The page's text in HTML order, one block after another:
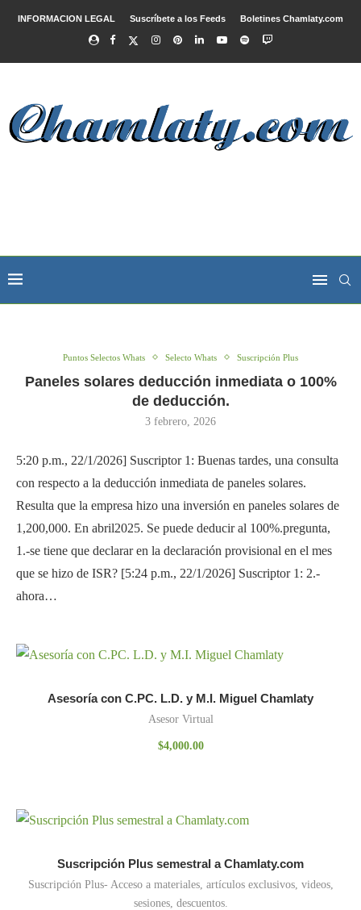
INFORMACION LEGAL Suscríbete a los Feeds Boletines Chamlaty.com
Puntos Selectos Whats Selecto Whats Suscripción Plus
Paneles solares deducción inmediata o 100%
de deducción.
3 febrero, 2026
5:20 p.m., 22/1/2026] Suscriptor 1: Buenas tardes, una consulta
con respecto a la deducción inmediata de paneles solares.
Resulta que la empresa hizo una inversión en paneles solares de
1,200,000. En abril2025. Se puede deducir al 100%.pregunta,
1.-se tiene que declarar en la declaración provisional en el mes
que se hizo de ISR? [5:24 p.m., 22/1/2026] Suscriptor 1: 2.-
ahora…
Asesoría con C.PC. L.D. y M.I. Miguel Chamlaty
Asesor Virtual
$4,000.00
Suscripción Plus semestral a Chamlaty.com
Suscripción Plus- Acceso a materiales, artículos exclusivos, videos,
sesiones, descuentos.